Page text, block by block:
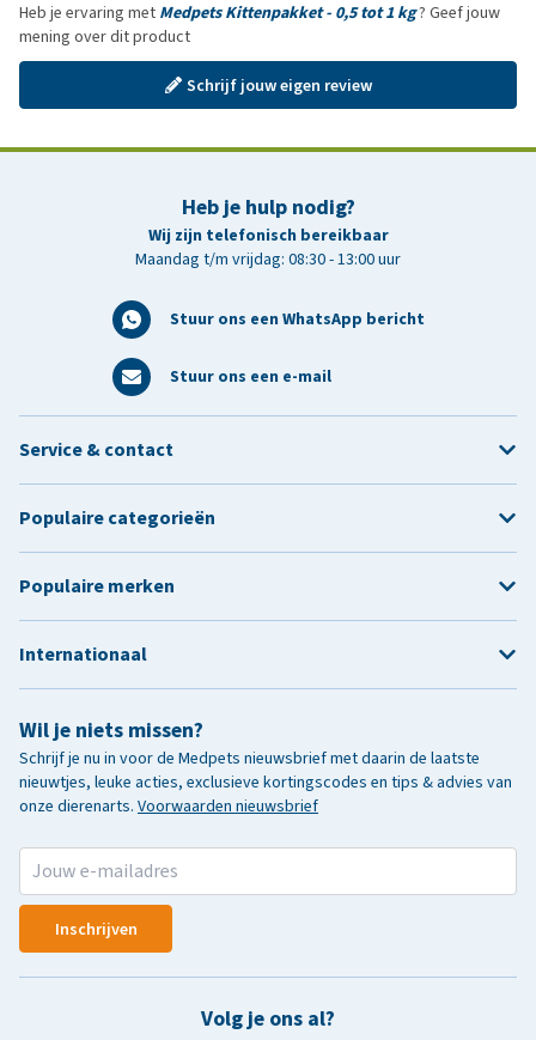
Heb je ervaring met Medpets Kittenpakket - 0,5 tot 1 kg? Geef jouw
mening over dit product
Schrijf jouw eigen review
Heb je hulp nodig?
Wij zijn telefonisch bereikbaar
Maandag t/m vrijdag: 08:30 - 13:00 uur
Stuur ons een WhatsApp bericht
Stuur ons een e-mail
Wil je niets missen?
Schrijf je nu in voor de Medpets nieuwsbrief met daarin de laatste
nieuwtjes, leuke acties, exclusieve kortingscodes en tips & advies van
onze dierenarts. Voorwaarden nieuwsbrief
Inschrijven
Volg je ons al?
Service & contact
Populaire categorieën
Populaire merken
Internationaal